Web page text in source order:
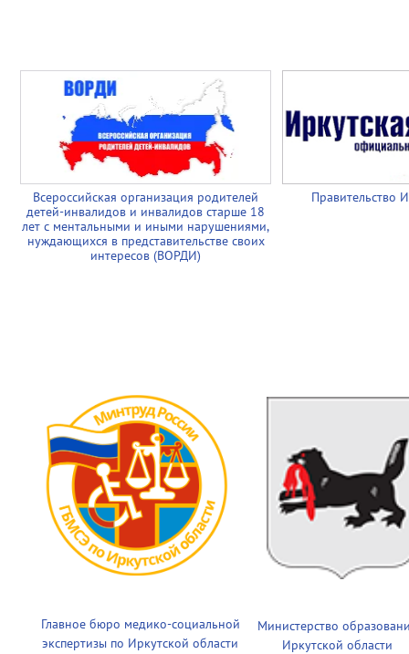
Всероссийская организация родителей
детей-инвалидов и инвалидов старше 18
лет с ментальными и иными нарушениями,
нуждающихся в представительстве своих
интересов (ВОРДИ)
Правительство
Главное бюро медико-социальной
экспертизы по Иркутской области
Министерство
Иркутской области